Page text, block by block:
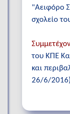
"Αειφόρο
σχολείο
του ΚΠΕ
και
26/6/2016)